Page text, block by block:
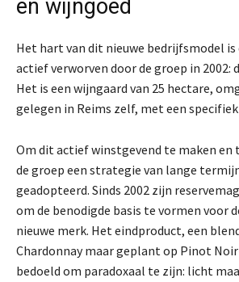
en wijngoed
Het hart van dit nieuwe bedrijfsmodel
actief verworven door de groep in 2002:
Het is een wijngaard van 25 hectare,
gelegen in Reims zelf, met een
Om dit actief winstgevend te maken en
de groep een strategie van lange
geadopteerd. Sinds 2002 zijn
om de benodigde basis te vormen voor
nieuwe merk. Het eindproduct, een
Chardonnay maar geplant op Pinot
bedoeld om paradoxaal te zijn: licht